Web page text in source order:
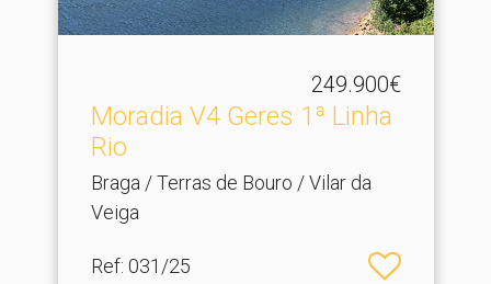
249.900€
Moradia V4 Geres 1ª Linha
Rio
Braga / Terras de Bouro / Vilar da
Veiga
Ref: 031/25